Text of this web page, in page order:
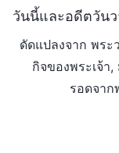
วันนี้และอดีตวัน
ดัดแปลงจาก พระ
กิจของพระเจ้า
รอดจาก